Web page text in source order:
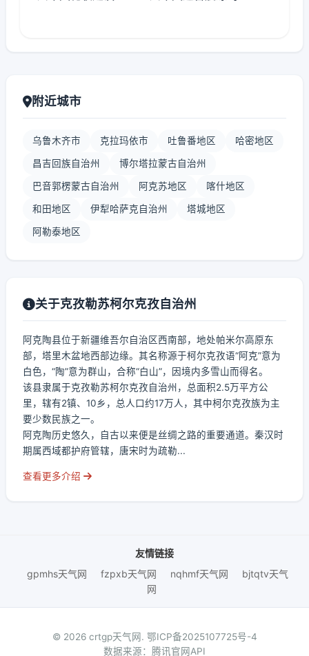
附近城市
乌鲁木齐市 克拉玛依市 吐鲁番地区 哈密地区
昌吉回族自治州 博尔塔拉蒙古自治州
巴音郭楞蒙古自治州 阿克苏地区 喀什地区
和田地区 伊犁哈萨克自治州 塔城地区
阿勒泰地区
关于克孜勒苏柯尔克孜自治州
阿克陶县位于新疆维吾尔自治区西南部，地处帕米尔高原东
部，塔里木盆地西部边缘。其名称源于柯尔克孜语“阿克”意为
白色，“陶”意为群山，合称“白山”，因境内多雪山而得名。
该县隶属于克孜勒苏柯尔克孜自治州，总面积2.5万平方公
里，辖有2镇、10乡，总人口约17万人，其中柯尔克孜族为主
要少数民族之一。
阿克陶历史悠久，自古以来便是丝绸之路的重要通道。秦汉时
期属西域都护府管辖，唐宋时为疏勒...
查看更多介绍
友情链接
gpmhs天气网
fzpxb天气网 nqhmf天气网
bjtqtv天气
网
© 2026 crtgp天气网. 鄂ICP备2025107725号-4
数据来源：腾讯官网API